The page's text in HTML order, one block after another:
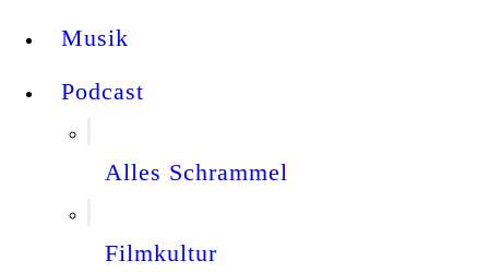
Musik
Podcast
Alles Schrammel
Filmkultur